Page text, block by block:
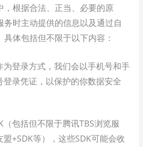
根据合法、正当、必要的原
时主动提供的信息以及通过自
体包括但不限于以下内容：
登录方式，我们会以手机号和手
录凭证，以保护的你数据安全
包括但不限于腾讯TBS浏览服
+SDK等），这些SDK可能会收